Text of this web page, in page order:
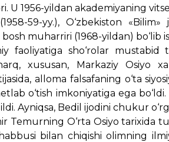
U 1956-yildan akademiyaning
59-yy.), O‘zbekiston «Bilim»
muharriri (1968-yildan) bo‘lib
faoliyatiga sho‘rolar mustabid
xususan, Markaziy Osiyo
alloma falsafaning o‘ta
o‘tish imkoniyatiga ega
Ayniqsa, Bedil ijodini chukur
Temurning O‘rta Osiyo tarixida
bilan chiqishi olimning